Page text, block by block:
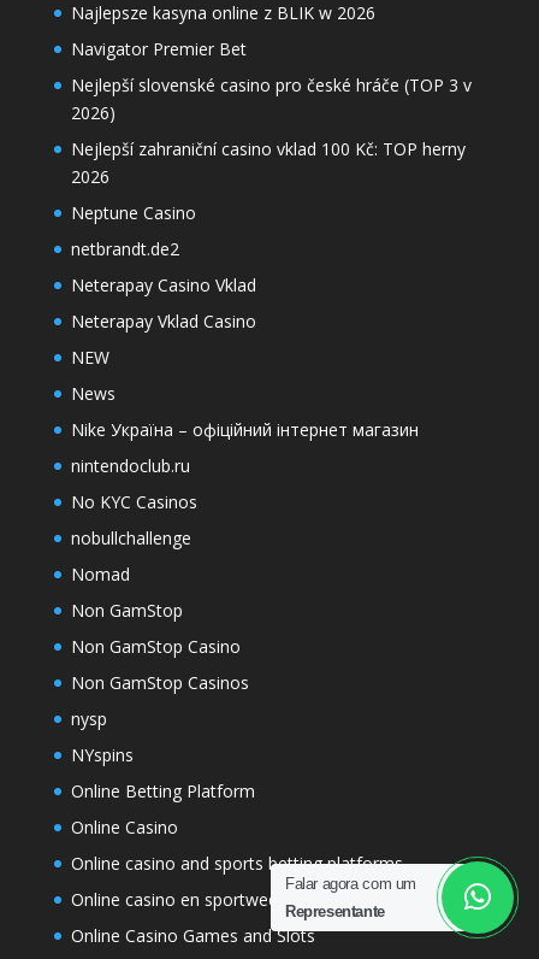
Falar agora com um
Representante
Najlepsze kasyna online z BLIK w 2026
Navigator Premier Bet
Nejlepší slovenské casino pro české hráče (TOP 3 v
2026)
Nejlepší zahraniční casino vklad 100 Kč: TOP herny
2026
Neptune Casino
netbrandt.de2
Neterapay Casino Vklad
Neterapay Vklad Casino
NEW
News
Nike Україна – офіційний інтернет магазин
nintendoclub.ru
No KYC Casinos
nobullchallenge
Nomad
Non GamStop
Non GamStop Casino
Non GamStop Casinos
nysp
NYspins
Online Betting Platform
Online Casino
Online casino and sports betting platforms
Online casino en sportweddenschappen in Nederland
Online Casino Games and Slots